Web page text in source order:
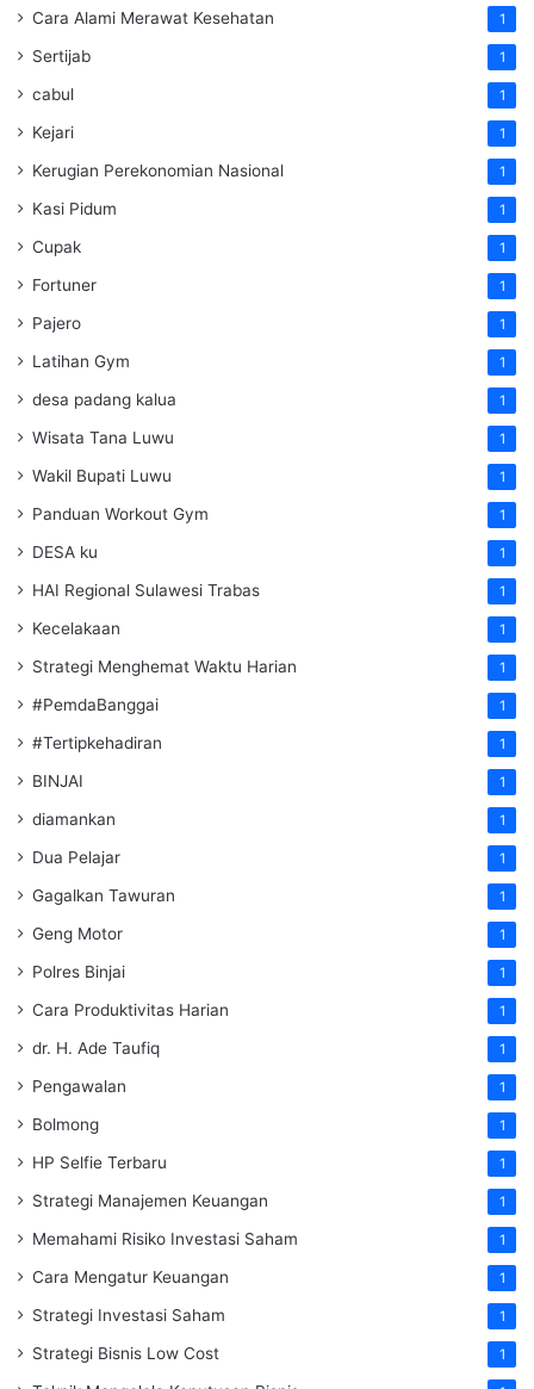
Cara Alami Merawat Kesehatan 1
Sertijab 1
cabul 1
Kejari 1
Kerugian Perekonomian Nasional 1
Kasi Pidum 1
Cupak 1
Fortuner 1
Pajero 1
Latihan Gym 1
desa padang kalua 1
Wisata Tana Luwu 1
Wakil Bupati Luwu 1
Panduan Workout Gym 1
DESA ku 1
HAI Regional Sulawesi Trabas 1
Kecelakaan 1
Strategi Menghemat Waktu Harian 1
#PemdaBanggai 1
#Tertipkehadiran 1
BINJAI 1
diamankan 1
Dua Pelajar 1
Gagalkan Tawuran 1
Geng Motor 1
Polres Binjai 1
Cara Produktivitas Harian 1
dr. H. Ade Taufiq 1
Pengawalan 1
Bolmong 1
HP Selfie Terbaru 1
Strategi Manajemen Keuangan 1
Memahami Risiko Investasi Saham 1
Cara Mengatur Keuangan 1
Strategi Investasi Saham 1
Strategi Bisnis Low Cost 1